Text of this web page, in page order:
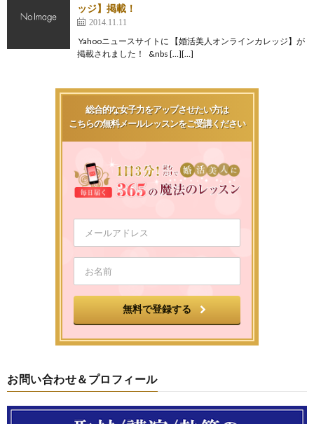
ッジ】掲載！
2014.11.11
Yahooニュースサイトに 【婚活美人オンラインカレッジ】が
掲載されました！ &nbs […][…]
総合的な女子力をアップさせたい方は
こちらの無料メールレッスンをご受講ください
お問い合わせ＆プロフィール